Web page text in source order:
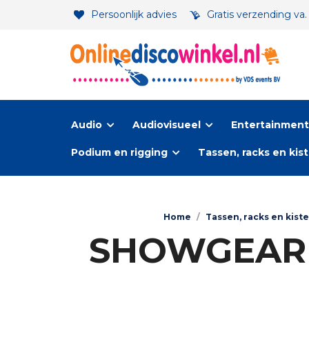
Persoonlijk advies Gratis verzending
Audio Audiovisueel
Podium en rigging Tassen, racks en
Home / Tassen, racks en